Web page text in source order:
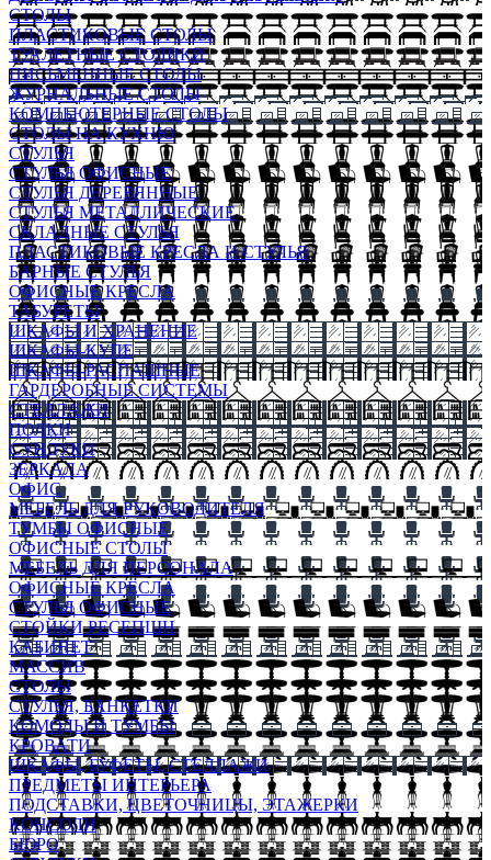
СТОЛЫ
ПЛАСТИКОВЫЕ СТОЛЫ
ТУАЛЕТНЫЕ СТОЛИКИ
ПИСЬМЕННЫЕ СТОЛЫ
ЖУРНАЛЬНЫЕ СТОЛЫ
КОМПЬЮТЕРНЫЕ СТОЛЫ
СТОЛЫ НА КУХНЮ
СТУЛЬЯ
СТУЛЬЯ ОФИСНЫЕ
СТУЛЬЯ ДЕРЕВЯННЫЕ
СТУЛЬЯ МЕТАЛЛИЧЕСКИЕ
СКЛАДНЫЕ СТУЛЬЯ
ПЛАСТИКОВЫЕ КРЕСЛА И СТУЛЬЯ
БАРНЫЕ СТУЛЬЯ
ОФИСНЫЕ КРЕСЛА
ТАБУРЕТЫ
ШКАФЫ И ХРАНЕНИЕ
ШКАФЫ-КУПЕ
ШКАФЫ-РАСПАШНЫЕ
ГАРДЕРОБНЫЕ СИСТЕМЫ
СТЕЛЛАЖИ
ПОЛКИ
СУНДУКИ
ЗЕРКАЛА
ОФИС
МЕБЕЛЬ ДЛЯ РУКОВОДИТЕЛЯ
ТУМБЫ ОФИСНЫЕ
ОФИСНЫЕ СТОЛЫ
МЕБЕЛЬ ДЛЯ ПЕРСОНАЛА
ОФИСНЫЕ КРЕСЛА
СТУЛЬЯ ОФИСНЫЕ
СТОЙКИ РЕСЕПШН
КАБИНЕТ
МАССИВ
СТОЛЫ
СТУЛЬЯ, БАНКЕТКИ
КОМОДЫ И ТУМБЫ
КРОВАТИ
ШКАФЫ, БУФЕТЫ, СТЕЛЛАЖИ
ПРЕДМЕТЫ ИНТЕРЬЕРА
ПОДСТАВКИ, ЦВЕТОЧНИЦЫ, ЭТАЖЕРКИ
КОНСОЛИ
БЮРО